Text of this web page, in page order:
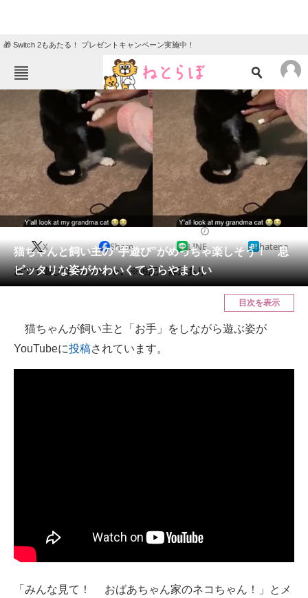
🎁 Switch 2もあたる！ プレゼントキャンペーン実施中！
ねとらぼメニュー
クイズ
グルメ 地域
住まい 教育・育児
リサーチ
会員記事
メディア
ITの今と未来を見通す
スマホと通信の最新トレンド
経営リーダーのコミュニティ
猫ちゃんと飼い主の“手遊び”がめっちゃ楽しそう！ 息
ピッタリな姿がかわいくてうらやましい
X Share LINE hatena
おてて遊びは楽しいにゃ。※追記・修正あり
目次を表示
猫ちゃんが飼い主と「お手」をしながら遊ぶ姿が
YouTubeに投稿されています。
「みんな見て！ おばあちゃん家のネコちゃん！」とメ